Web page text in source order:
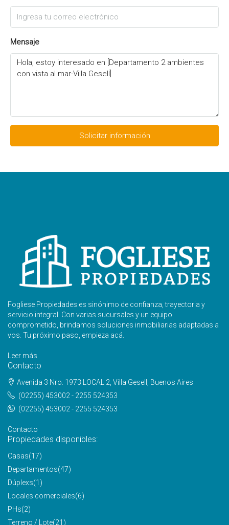
Mensaje
Solicitar información
Fogliese Propiedades es sinónimo de confianza, trayectoria y
servicio integral. Con varias sucursales y un equipo
comprometido, brindamos soluciones inmobiliarias adaptadas a
vos. Tu próximo paso, empieza acá.
Leer más
Contacto
Avenida 3 Nro. 1973 LOCAL 2, Villa Gesell, Buenos Aires
(02255) 453002 - 2255 524353
(02255) 453002 - 2255 524353
Contacto
Propiedades disponibles:
Casas(17)
Departamentos(47)
Dúplexs(1)
Locales comerciales(6)
PHs(2)
Terreno / Lote(21)